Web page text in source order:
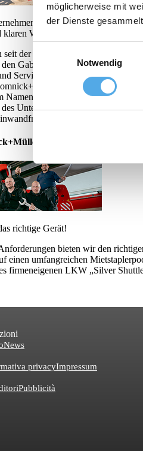
möglicherweise mit
der Dienste
Notwendig
ist seit Gründung in
Werten, die von allen
der Gründung im Jahre 1956
Gabelstapler zurück und sind
Service den Bedürfnissen
Ergänzt wird die
Namen für Sie arbeiten: Schnell,
Unternehmens tätig. Hohe
Service höchster Qualität.
richtige Gerät!
bieten wir den
einen umfangreichen
firmeneigenen LKW „Silver
News
privacyImpressum
Pubblicità